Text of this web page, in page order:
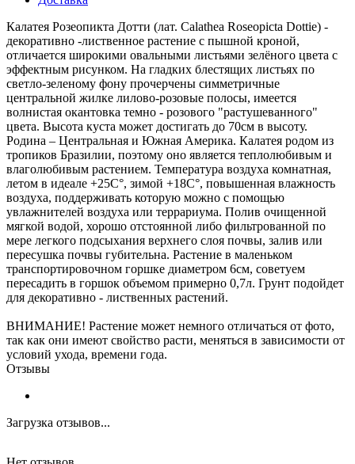
Калатея Розеопикта Дотти (лат. Calathea Roseopicta Dottie) -
декоративно -лиственное растение с пышной кроной,
отличается широкими овальными листьями зелёного цвета с
эффектным рисунком. На гладких блестящих листьях по
светло-зеленому фону прочерчены симметричные
центральной жилке лилово-розовые полосы, имеется
волнистая окантовка темно - розового "растушеванного"
цвета. Высота куста может достигать до 70см в высоту.
Родина – Центральная и Южная Америка. Калатея родом из
тропиков Бразилии, поэтому оно является теплолюбивым и
влаголюбивым растением. Температура воздуха комнатная,
летом в идеале +25С°, зимой +18С°, повышенная влажность
воздуха, поддерживать которую можно с помощью
увлажнителей воздуха или террариума. Полив очищенной
мягкой водой, хорошо отстоянной либо фильтрованной по
мере легкого подсыхания верхнего слоя почвы, залив или
пересушка почвы губительна. Растение в маленьком
транспортировочном горшке диаметром 6см, советуем
пересадить в горшок объемом примерно 0,7л. Грунт подойдет
для декоративно - лиственных растений.
ВНИМАНИЕ! Растение может немного отличаться от фото,
так как они имеют свойство расти, меняться в зависимости от
условий ухода, времени года.
Отзывы
Загрузка отзывов...